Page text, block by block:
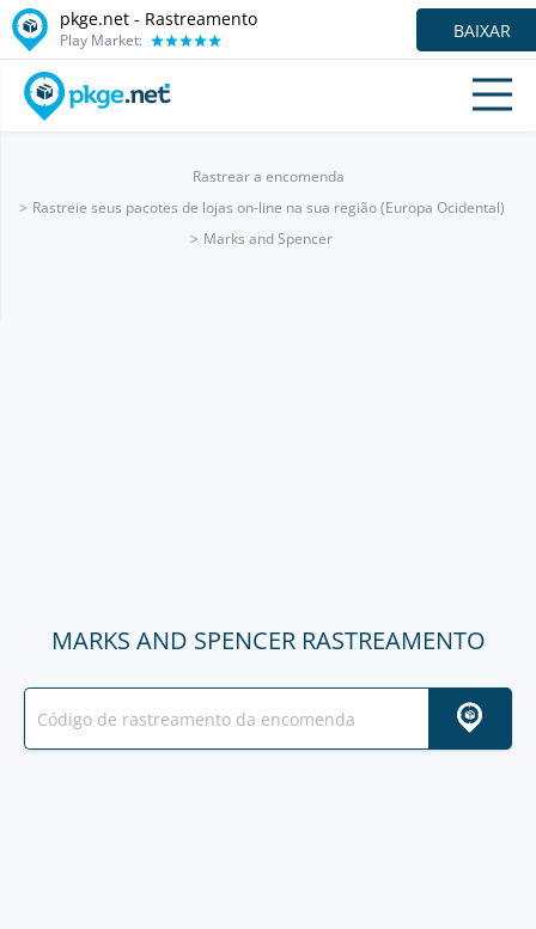
pkge.net - Rastreamento
Play Market: BAIXAR
Rastrear a encomenda
Rastreie seus pacotes de lojas on-line na sua região (Europa Ocidental)
Marks and Spencer
MARKS AND SPENCER RASTREAMENTO